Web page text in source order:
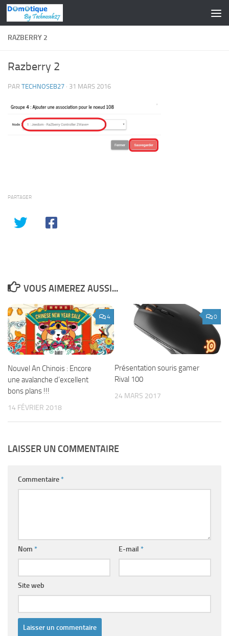
Skip to content
RAZBERRY 2
Razberry 2
PAR TECHNOSEB27 · 31 MARS 2016
PARTAGER
VOUS AIMEREZ AUSSI...
4
Nouvel An Chinois : Encore
une avalanche d’excellent
bons plans !!!
14 FÉVRIER 2018
0
Présentation souris gamer
Rival 100
24 MARS 2017
LAISSER UN COMMENTAIRE
Commentaire*
Nom * E-mail *
Site web